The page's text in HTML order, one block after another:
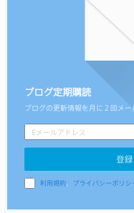
ブログ定期購読
ブログの更新情報を月に２回メー
利用規約、 プライバシーポリシ